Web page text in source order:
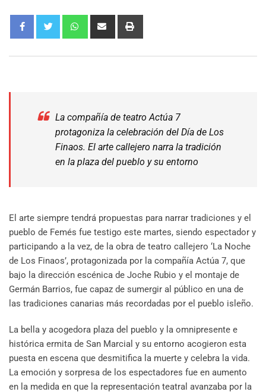
La compañía de teatro Actúa 7
protagoniza la celebración del Día de Los
Finaos. El arte callejero narra la tradición
en la plaza del pueblo y su entorno
El arte siempre tendrá propuestas para narrar tradiciones y el
pueblo de Femés fue testigo este martes, siendo espectador y
participando a la vez, de la obra de teatro callejero ‘La Noche
de Los Finaos’, protagonizada por la compañía Actúa 7, que
bajo la dirección escénica de Joche Rubio y el montaje de
Germán Barrios, fue capaz de sumergir al público en una de
las tradiciones canarias más recordadas por el pueblo isleño.
La bella y acogedora plaza del pueblo y la omnipresente e
histórica ermita de San Marcial y su entorno acogieron esta
puesta en escena que desmitifica la muerte y celebra la vida.
La emoción y sorpresa de los espectadores fue en aumento
en la medida en que la representación teatral avanzaba por la